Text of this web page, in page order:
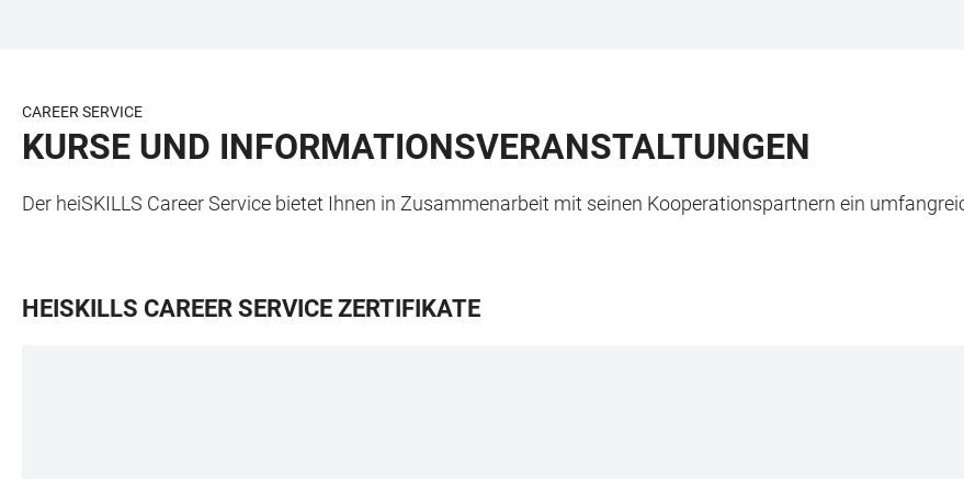
BARRIEREFREIHEIT
CAREER SERVICE
KURSE UND INFORMATIONSVERANSTALTUNGEN
Der heiSKILLS Career Service bietet Ihnen in Zusammenarbeit mit seinen Kooperationspartnern ein
HEISKILLS CAREER SERVICE ZERTIFIKATE